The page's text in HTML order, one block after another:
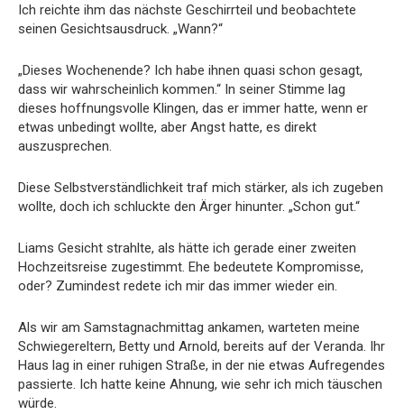
Ich reichte ihm das nächste Geschirrteil und beobachtete
seinen Gesichtsausdruck. „Wann?“
„Dieses Wochenende? Ich habe ihnen quasi schon gesagt,
dass wir wahrscheinlich kommen.“ In seiner Stimme lag
dieses hoffnungsvolle Klingen, das er immer hatte, wenn er
etwas unbedingt wollte, aber Angst hatte, es direkt
auszusprechen.
Diese Selbstverständlichkeit traf mich stärker, als ich zugeben
wollte, doch ich schluckte den Ärger hinunter. „Schon gut.“
Liams Gesicht strahlte, als hätte ich gerade einer zweiten
Hochzeitsreise zugestimmt. Ehe bedeutete Kompromisse,
oder? Zumindest redete ich mir das immer wieder ein.
Als wir am Samstagnachmittag ankamen, warteten meine
Schwiegereltern, Betty und Arnold, bereits auf der Veranda. Ihr
Haus lag in einer ruhigen Straße, in der nie etwas Aufregendes
passierte. Ich hatte keine Ahnung, wie sehr ich mich täuschen
würde.